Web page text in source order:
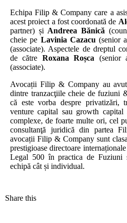
Echipa Filip & Company care a
acest proiect a fost coordonată de
partner) și Andreea Bănică
cheie pe Lavinia Cazacu (senior
(associate). Aspectele de dreptul
de către Roxana Roșca (senior
(associate).
Avocații Filip & Company au
dintre tranzacţiile cheie de fuziuni
că este vorba despre privatizări,
venture capital sau growth
complexe, de foarte multe ori, cel
consultanţă juridică din partea
avocații Filip & Company sunt
prestigioase directoare
Legal 500 în practica de
echipă cât și individual.
Share this